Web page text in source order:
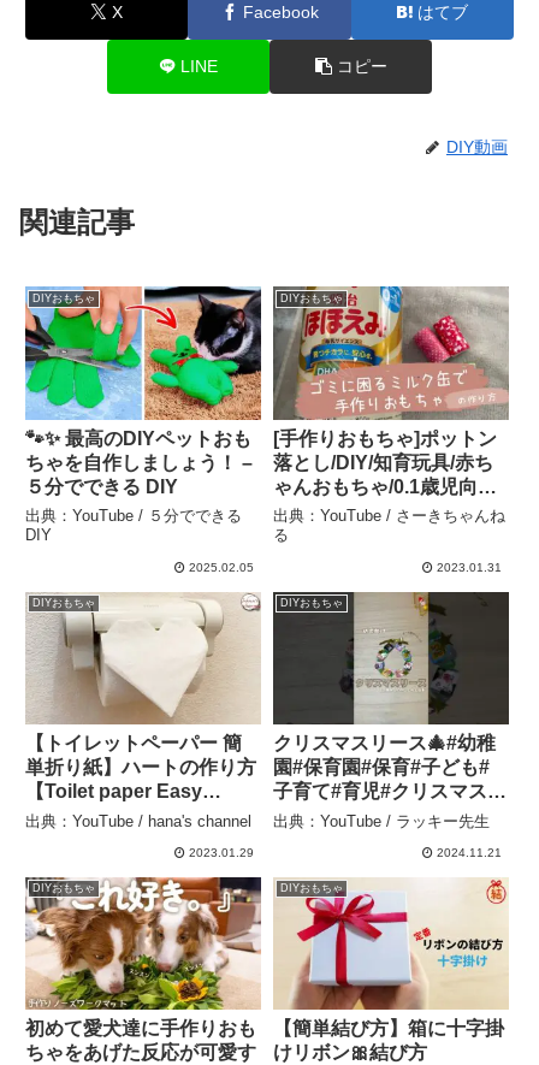
X Facebook はてブ
LINE コピー
DIY動画
関連記事
DIYおもちゃ
🐾✨ 最高のDIYペットおも
ちゃを自作しましょう！ –
５分でできる DIY
出典：YouTube / ５分でできる
DIY
2025.02.05
DIYおもちゃ
[手作りおもちゃ]ポットン
落とし/DIY/知育玩具/赤ち
ゃんおもちゃ/0.1歳児向
け/10分以内で作れちゃう
簡単おもちゃ – さーきちゃ
出典：YouTube / さーきちゃんね
る
2023.01.31
DIYおもちゃ
【トイレットペーパー 簡
単折り紙】ハートの作り方
【Toilet paper Easy
Origami】How to make
트 折纸 爱心 情人节
バレンタイン – hana’s
channel
出典：YouTube / hana's channel
2023.01.29
DIYおもちゃ
クリスマスリース🎄#幼稚
園#保育園#保育#子ども#
子育て#育児#クリスマス#
製作#玩具#手作り#簡単#
ッピング – ラッキー先生
出典：YouTube / ラッキー先生
2024.11.21
DIYおもちゃ
初めて愛犬達に手作りおも
ちゃをあげた反応が可愛す
DIYおもちゃ
【簡単結び方】箱に十字掛
けリボン🎀結び方